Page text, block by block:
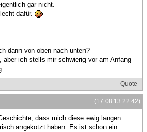
gar nicht.
dafür.
dann von oben nach unten?
ich stells mir schwierig vor am Anfang
Quote
(17.08.13 22:42)
dass mich diese ewig langen
angekotzt haben. Es ist schon ein